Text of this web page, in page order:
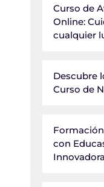
Curso de
Online:
cualquier
Descubre
Curso de
con
Innovadora